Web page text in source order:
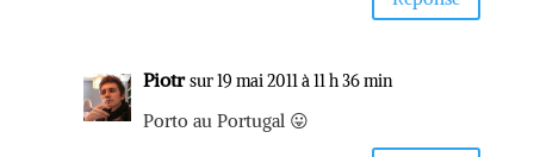
Piotr sur 19 mai 2011 à 11 h 36 min
Porto au Portugal 😛